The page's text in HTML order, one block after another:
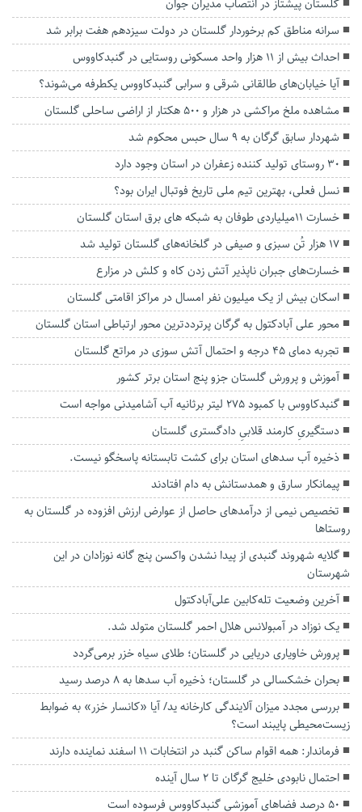
سرانه مناطق کم برخوردار گلستان در دولت سیزدهم هفت برابر شد
احداث بیش از ۱۱ هزار واحد مسکونی روستایی در گنبدکاووس
آیا خیابان‌های طالقانی شرقی و سرابی گنبدکاووس یکطرفه می‌شوند؟
مشاهده ملخ مراکشی در هزار و ۵۰۰ هکتار از اراضی ساحلی گلستان
شهردار سابق گرگان به ۹ سال حبس محکوم شد
۳۰ روستای تولید کننده زعفران در استان وجود دارد
نسل فعلی، بهترین تیم ملی تاریخ فوتبال ایران بود؟
خسارت ۱۱میلیاردی طوفان به شبکه های برق استان گلستان
۱۷ هزار تُن سبزی و صیفی در گلخانه‌های گلستان تولید شد
خسارت‌های جبران ناپذیر آتش زدن کاه و کلش در مزارع
اسکان بیش از یک میلیون نفر امسال در مراکز اقامتی گلستان
محور علی آبادکتول به گرگان پرترددترین محور ارتباطی استان گلستان
تجربه دمای ۴۵ درجه و احتمال آتش سوزی در مراتع گلستان
آموزش و پرورش گلستان جزو پنج استان برتر کشور
گنبدکاووس با کمبود ۲۷۵ لیتر برثانیه آب آشامیدنی مواجه است
دستگیریِ کارمند قلابیِ دادگستری گلستان
ذخیره آب سدهای استان برای کشت تابستانه پاسخگو نیست.
پیمانکار سارق و همدستانش به دام افتادند
تخصیص نیمی از درآمد‌های حاصل از عوارض ارزش افزوده در گلستان به
روستا‌ها
گلایه شهروند گنبدی از پیدا نشدن واکسن پنج گانه نوزادان در‌ این
شهرستان
آخرین وضعیت تله‌کابین علی‌آبادکتول
یک نوزاد در آمبولانس هلال احمر گلستان متولد شد.
پرورش خاویاری دریایی در گلستان؛ طلای سیاه خزر برمی‌گردد
بحران خشکسالی در گلستان؛ ذخیره آب سدها به ۸ درصد رسید
بررسی مجدد میزان آلایندگی کارخانه ید/ آیا «کانسار خزر» به ضوابط
زیست‌محیطی پایبند است؟
فرماندار: همه اقوام ساکن گنبد در انتخابات ۱۱ اسفند نماینده دارند
احتمال نابودی خلیج گرگان تا ۲ سال آینده
۵۰ درصد فضاهای آموزشی گنبدکاووس فرسوده است